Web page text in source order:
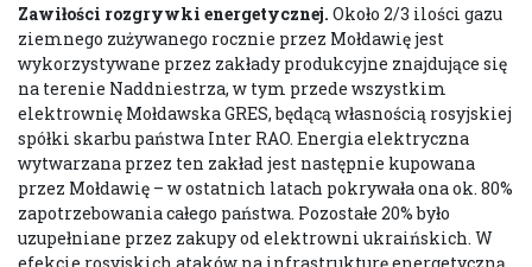
Zawiłości rozgrywki energetycznej. Około 2/3 ilości gazu
ziemnego zużywanego rocznie przez Mołdawię jest
wykorzystywane przez zakłady produkcyjne znajdujące się
na terenie Naddniestrza, w tym przede wszystkim
elektrownię Mołdawska GRES, będącą własnością rosyjskiej
spółki skarbu państwa Inter RAO. Energia elektryczna
wytwarzana przez ten zakład jest następnie kupowana
przez Mołdawię – w ostatnich latach pokrywała ona ok. 80%
zapotrzebowania całego państwa. Pozostałe 20% było
uzupełniane przez zakupy od elektrowni ukraińskich. W
efekcie rosyjskich ataków na infrastrukturę energetyczną